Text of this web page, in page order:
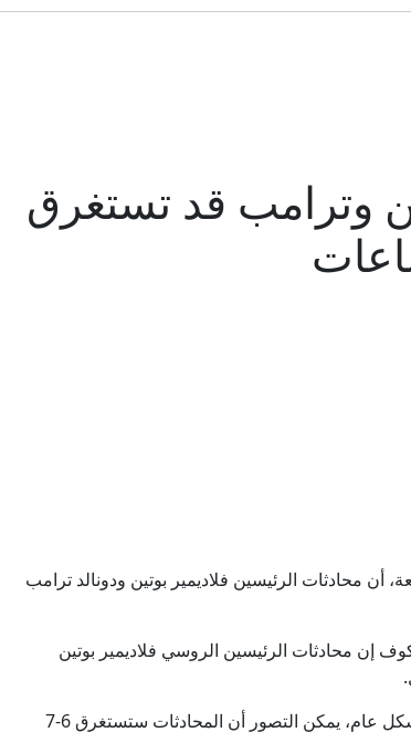
وترامب قد تستغرق
محادثات الرئيسين فلاديمير بوتين ودونالد ترامب
إن محادثات الرئيسين الروسي فلاديمير بوتين
وأضاف بيسكوف في تصريحات لقناة “الأولى الروسية”: “بشكل عام، يمكن التصور أن المحادثات ستستغرق 6-7